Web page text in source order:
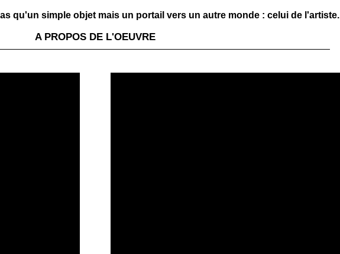
qu'un simple objet mais un portail vers un autre monde : celui de l'artiste.
A PROPOS DE L'OEUVRE